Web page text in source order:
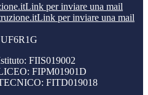
Link per inviare una mail
Link per inviare una mail
FIIS019002
FIPM01901D
FITD019018